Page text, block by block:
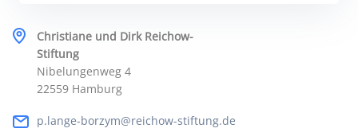
Christiane und Dirk Reichow-
Stiftung
Nibelungenweg 4
22559 Hamburg
p.lange-borzym@reichow-stiftung.de